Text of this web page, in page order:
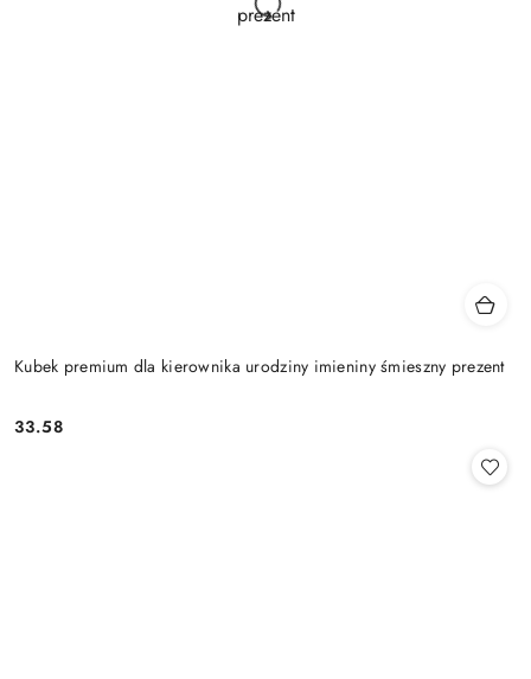
Kubek premium dla kierownika urodziny imieniny śmieszny prezent
Cena:
33.58